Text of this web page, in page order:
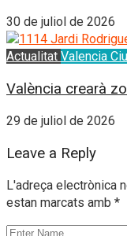
30 de juliol de 2026
Actualitat Valencia
València crearà
29 de juliol de 2026
Leave a Reply
L'adreça electrònica
estan marcats amb *